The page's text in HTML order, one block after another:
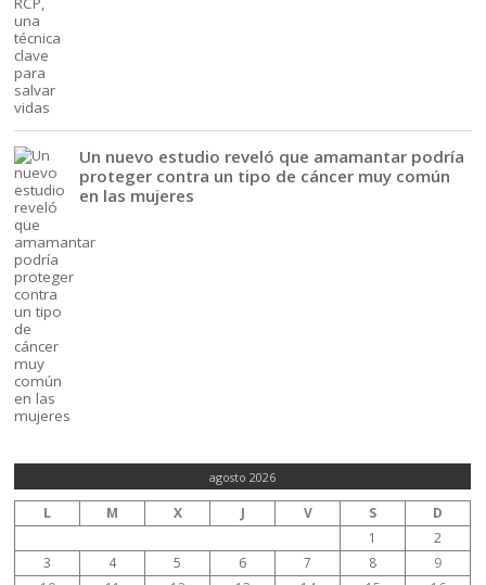
Un nuevo estudio reveló que amamantar podría
proteger contra un tipo de cáncer muy común
en las mujeres
agosto 2026
L M X J V S
D
1
2
3
4 5 6 7 8
9